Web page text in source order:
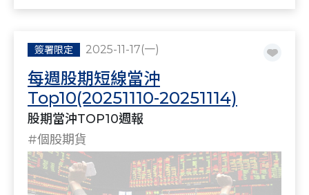
簽署限定 2025-11-17(一)
每週股期短線當沖
Top10(20251110-20251114)
股期當沖TOP10週報
#個股期貨